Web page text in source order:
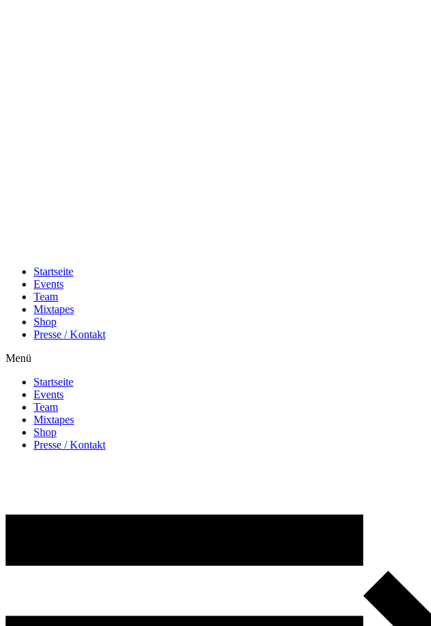
Startseite
Events
Team
Mixtapes
Shop
Presse / Kontakt
Menü
Startseite
Events
Team
Mixtapes
Shop
Presse / Kontakt